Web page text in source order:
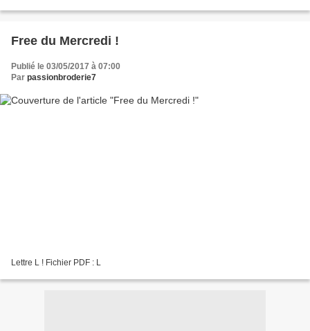
Free du Mercredi !
Publié le 03/05/2017 à 07:00
Par passionbroderie7
Lettre L ! Fichier PDF : L